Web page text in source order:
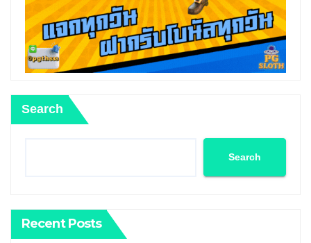
Search
Search
Recent Posts